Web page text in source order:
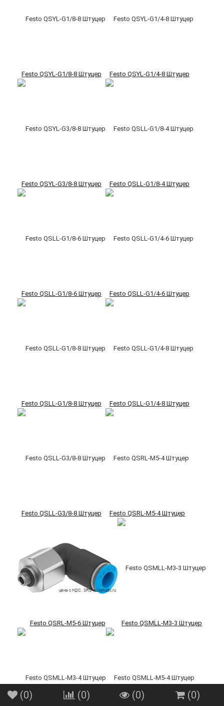
Festo QSYL-G1/8-8 Штуцер Festo QSYL-G1/4-8 Штуцер
Festo QSYL-G3/8-8 Штуцер Festo QSLL-G1/8-4 Штуцер
Festo QSLL-G1/8-6 Штуцер Festo QSLL-G1/4-6 Штуцер
Festo QSLL-G1/8-8 Штуцер Festo QSLL-G1/4-8 Штуцер
Festo QSLL-G3/8-8 Штуцер Festo QSRL-M5-4 Штуцер
Festo QSRL-M5-6 Штуцер Festo QSMLL-M3-3 Штуцер
(0) (0) (0) (0)